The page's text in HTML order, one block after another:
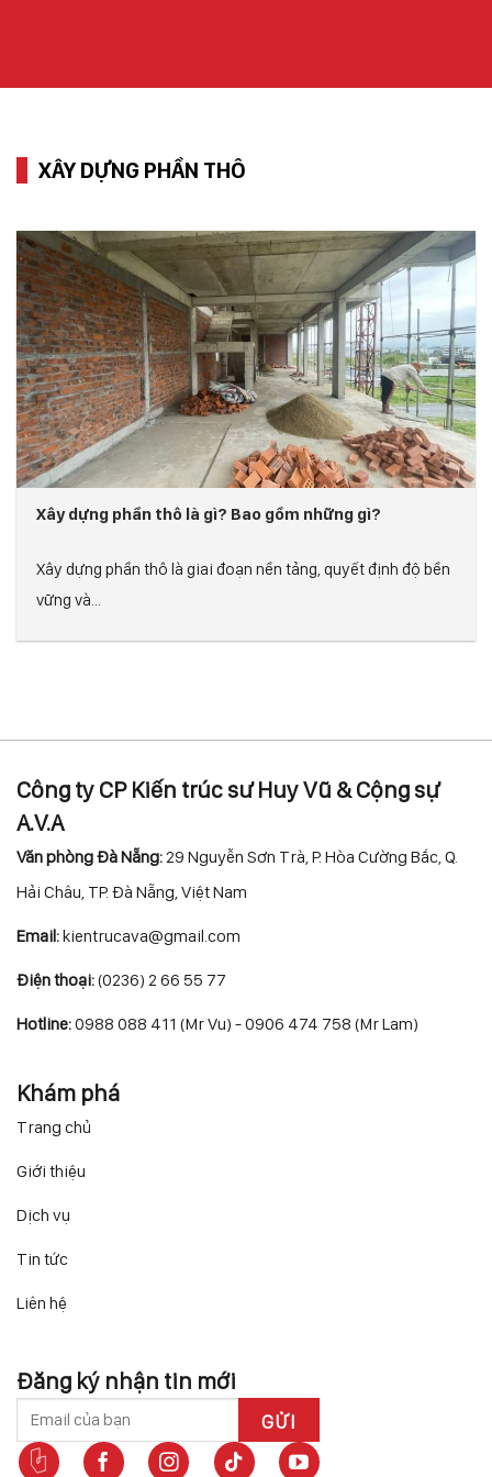
XÂY DỰNG PHẦN THÔ
Xây dựng phần thô là gì? Bao gồm những gì?
Xây dựng phần thô là giai đoạn nền tảng, quyết định độ bền
vững và...
Công ty CP Kiến trúc sư Huy Vũ & Cộng sự
A.V.A
Văn phòng Đà Nẵng: 29 Nguyễn Sơn Trà, P. Hòa Cường Bắc, Q.
Hải Châu, TP. Đà Nẵng, Việt Nam
Email:kientrucava@gmail.com
Điện thoại:(0236) 2 66 55 77
Hotline:0988 088 411 (Mr Vu) - 0906 474 758 (Mr Lam)
Khám phá
Trang chủ
Giới thiệu
Dịch vụ
Tin tức
Liên hệ
Đăng ký nhận tin mới